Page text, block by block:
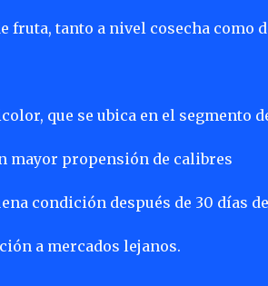
fruta, tanto a nivel cosecha como
que se ubica en el segmento
mayor propensión de calibres
condición después de 30 días de
a mercados lejanos.